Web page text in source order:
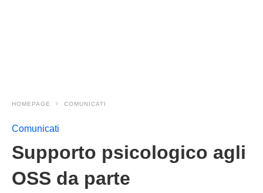
HOMEPAGE COMUNICATI
Comunicati
Supporto psicologico agli
OSS da parte